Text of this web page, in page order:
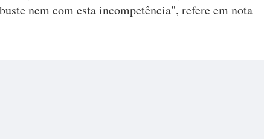
nem com esta incompetência", refere em nota